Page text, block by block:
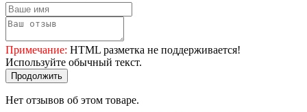
Примечание: HTML разметка не поддерживается!
Используйте обычный текст.
Продолжить
Нет отзывов об этом товаре.